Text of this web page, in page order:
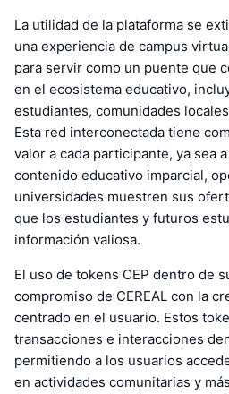
La utilidad de la plataforma se
una experiencia de campus
para servir como un puente que
en el ecosistema educativo,
estudiantes, comunidades
Esta red interconectada tiene
valor a cada participante, ya sea
contenido educativo imparcial,
universidades muestren sus
que los estudiantes y futuros
información valiosa.
El uso de tokens CEP dentro de
compromiso de CEREAL con la
centrado en el usuario. Estos
transacciones e interacciones
permitiendo a los usuarios
en actividades comunitarias y